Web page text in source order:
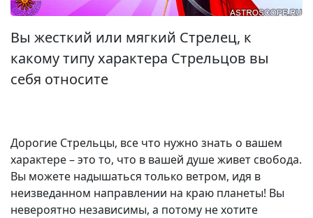
Вы жесткий или мягкий Стрелец, к
какому типу характера Стрельцов вы
себя относите
Дорогие Стрельцы, все что нужно знать о вашем
характере – это то, что в вашей душе живет свобода.
Вы можете надышаться только ветром, идя в
неизведанном направлении на краю планеты! Вы
невероятно независимы, а потому не хотите